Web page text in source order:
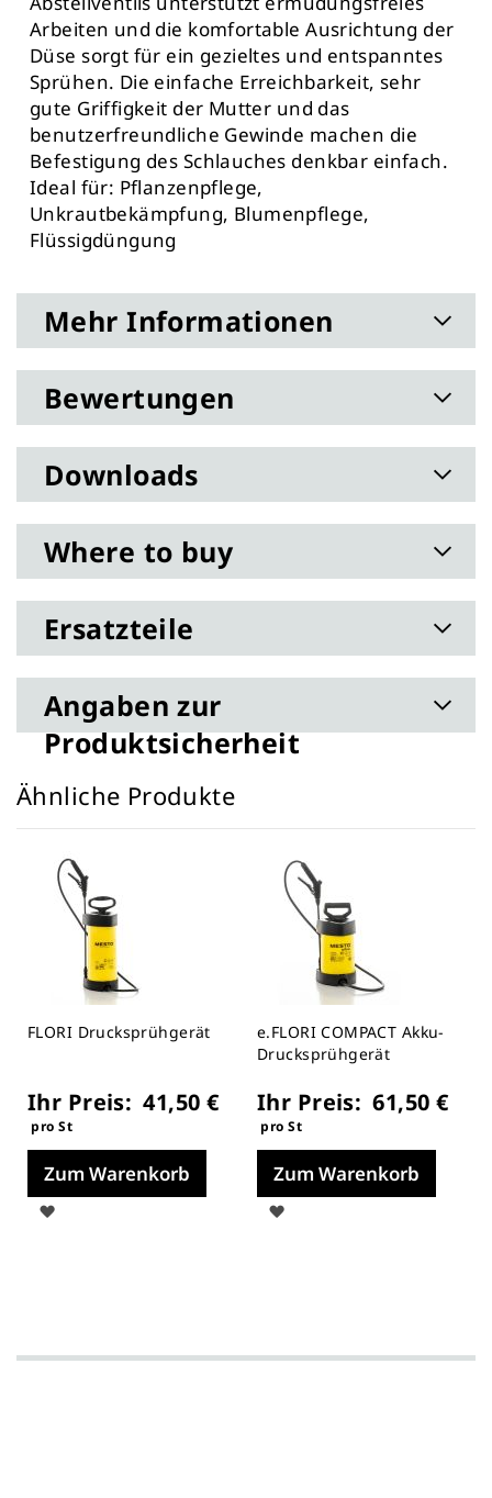
Arbeiten und die komfortable Ausrichtung der
Düse sorgt für ein gezieltes und entspanntes
Sprühen. Die einfache Erreichbarkeit, sehr
gute Griffigkeit der Mutter und das
benutzerfreundliche Gewinde machen die
Befestigung des Schlauches denkbar einfach.
Ideal für: Pflanzenpflege,
Unkrautbekämpfung, Blumenpflege,
Flüssigdüngung
Mehr Informationen
Bewertungen
Downloads
Where to buy
Ersatzteile
Angaben zur
Produktsicherheit
Ähnliche Produkte
FLORI Drucksprühgerät
Ihr Preis: 41,50 €
pro St
Zum Warenkorb
e.FLORI COMPACT Akku-
Drucksprühgerät
Ihr Preis: 61,50 €
pro St
Zum Warenkorb